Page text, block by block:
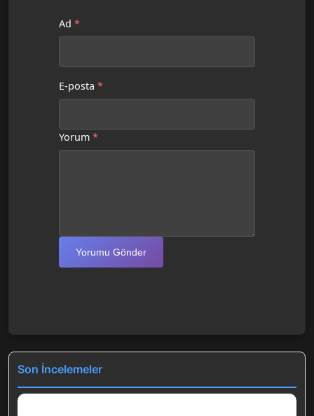
Ad *
E-posta *
Yorum *
Yorumu Gönder
Son İncelemeler